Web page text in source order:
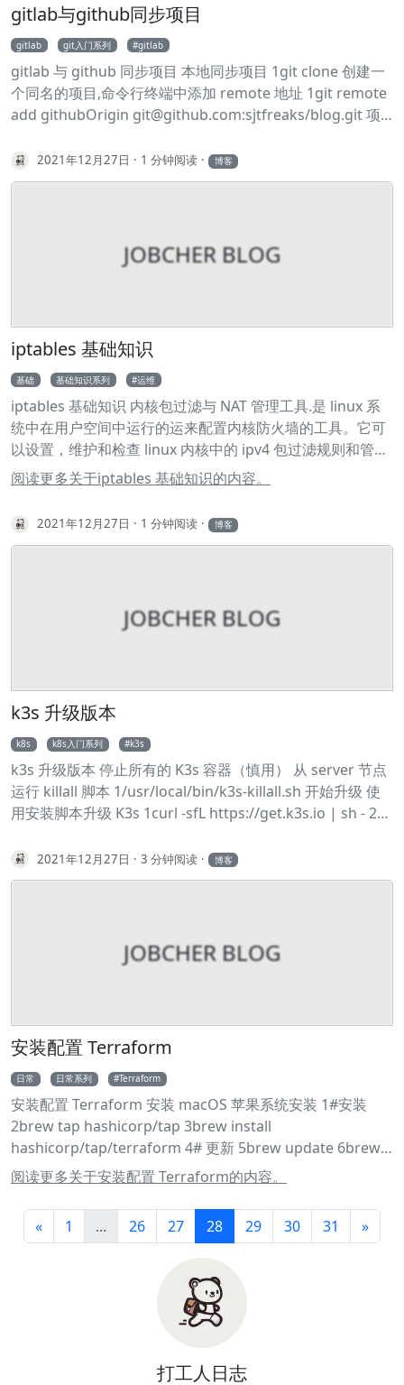
gitlab与github同步项目
gitlab git入门系列 gitlab
gitlab 与 github 同步项目 本地同步项目 1git clone 创建一
个同名的项目,命令行终端中添加 remote 地址 1git remote
add githubOrigin git@github.com:sjtfreaks/blog.git 项
同步 github 与 gitlab 即可 1git push -u githubOrigin
main 2git push -u origin main
2021年12月27日 1 分钟阅读 博客
JOBCHER BLOG
iptables 基础知识
基础 基础知识系列 运维
iptables 基础知识 内核包过滤与 NAT 管理工具.是 linux 系
统中在用户空间中运行的运来配置内核防火墙的工具。它可
以设置，维护和检查 linux 内核中的 ipv4 包过滤规则和管理
网络地址转换（NAT）。 ipatbles 命令仅支持 ipv4，如果使
用的 IP 协议是 ipv6 则需要使用专门的管理工具 ip6tables。
常用参数 参数 作用 -t<表> 指定要操纵的表 -A 向规则链中追
加条目 -D 从规则链中删除条目 -I 向规则链中插入条目 -R 替
定义规则链 -P 定义规则链中的默认目标（策略） -h 显示帮
标 -i<网络接口> 指定数据包进入本机的网络接口 -o<网络接
口> 指定数据包离开本机做使用的网络接口 -c<包计数> 在执
考实例 显示内核当前的 filter 表： 1iptables -L 显示内核当
前的 nat 表： 1iptables -L -t nat 禁止本机对 192.
阅读更多关于iptables 基础知识的内容。
2021年12月27日 1 分钟阅读 博客
JOBCHER BLOG
k3s 升级版本
k8s k8s入门系列 k3s
k3s 升级版本 停止所有的 K3s 容器（慎用） 从 server 节点
运行 killall 脚本 1/usr/local/bin/k3s-killall.sh 开始升级 使
用安装脚本升级 K3s 1curl -sfL https://get.k3s.io | sh - 2#
mirror.cnrancher.com/k3s/k3s-install.sh |
INSTALL_K3S_MIRROR=cn sh - 重启 k3s 1sudo systemctl
2021年12月27日 3 分钟阅读 博客
JOBCHER BLOG
安装配置 Terraform
日常 日常系列 Terraform
安装配置 Terraform 安装 macOS 苹果系统安装 1#安装
2brew tap hashicorp/tap 3brew install
hashicorp/tap/terraform 4# 更新 5brew update 6brew
upgrade hashicorp/tap/terraform 7#验证安装
8terraform -help windows 系统安装 1#安装 2choco
install terraform 3#直接到这个url里下载64位系统
4https://www.terraform.io/downloads 5#验证安装
https://apt.releases.hashicorp.com/gpg | sudo apt-key
add - 2sudo apt-add-repository "deb [arch=amd64]
https://apt.releases.hashicorp.com $(lsb_release -cs)
terraform 4#验证安装 5terraform -help 1wget -O-
阅读更多关于安装配置 Terraform的内容。
« 1 ... 26 27 28 29 30 31 »
打工人日志